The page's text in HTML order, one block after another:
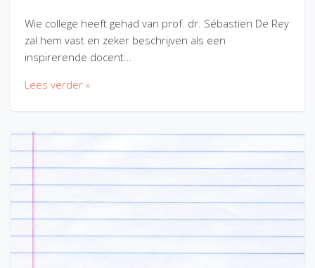
Wie college heeft gehad van prof. dr. Sébastien De Rey
zal hem vast en zeker beschrijven als een
inspirerende docent…
Lees verder »